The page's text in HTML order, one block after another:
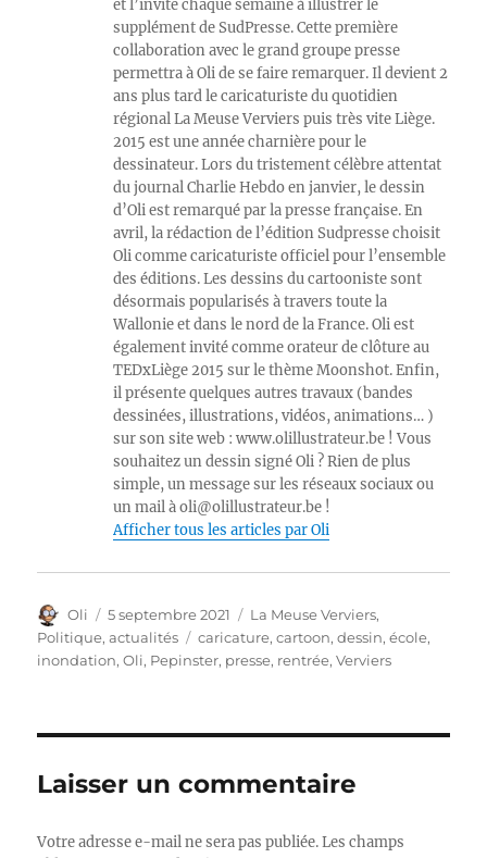
et l’invite chaque semaine à illustrer le
supplément de SudPresse. Cette première
collaboration avec le grand groupe presse
permettra à Oli de se faire remarquer. Il devient 2
ans plus tard le caricaturiste du quotidien
régional La Meuse Verviers puis très vite Liège.
2015 est une année charnière pour le
dessinateur. Lors du tristement célèbre attentat
du journal Charlie Hebdo en janvier, le dessin
d’Oli est remarqué par la presse française. En
avril, la rédaction de l’édition Sudpresse choisit
Oli comme caricaturiste officiel pour l’ensemble
des éditions. Les dessins du cartooniste sont
désormais popularisés à travers toute la
Wallonie et dans le nord de la France. Oli est
également invité comme orateur de clôture au
TEDxLiège 2015 sur le thème Moonshot. Enfin,
il présente quelques autres travaux (bandes
dessinées, illustrations, vidéos, animations… )
sur son site web : www.olillustrateur.be ! Vous
souhaitez un dessin signé Oli ? Rien de plus
simple, un message sur les réseaux sociaux ou
un mail à oli@olillustrateur.be !
Afficher tous les articles par Oli
Auteur
Oli
Publié
le
5 septembre 2021 Catégories
La Meuse Verviers,
Politique, actualités
Étiquettes
caricature,cartoon,dessin,école,
inondation,Oli, Pepinster, presse, rentrée,Verviers
Laisser un commentaire
Votre adresse e-mail ne sera pas publiée. Les champs